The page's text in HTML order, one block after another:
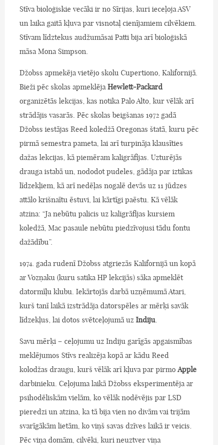
Stīva bioloģiskie vecāki ir no Sīrijas, kuri ieceļoja ASV
un laika gaitā kļuva par visnotaļ cienījamiem cilvēkiem.
Stīvam līdztekus audžumāsai Patti bija arī bioloģiskā
māsa Mona Simpson.
Džobss apmekēja vietējo skolu Cupertiono, Kalifornijā.
Bieži pēc skolas apmeklēja Hewlett-Packard
organizētās lekcijas, kas notika Palo Alto, kur vēlāk arī
strādājis vasarās. Pēc skolas beigšanas 1972 gadā
Džobss iestājas Reed koledžā Oregonas štatā, kuru pēc
pirmā semestra pameta, lai arī turpināja klausīties
dažas lekcijas, kā piemēram kaligrāfijas. Uzturējās
drauga istabā un, nododot pudeles, gādāja par iztikas
līdzekļiem, kā arī nedēļas nogalē devās uz 11 jūdzes
attālo krišnaītu ēstuvi, lai kārtīgi paēstu. Kā vēlāk
atzina: “Ja nebūtu palicis uz kaligrāfijas kursiem
koledžā, Mac pasaule nebūtu piedzīvojusi tādu fontu
dažādību”.
1974. gada rudenī Džobss atgriezās Kalifornijā un kopā
ar Vozņaku (kuru satika HP lekcijās) sāka apmeklēt
datormīļu klubu. Iekārtojās darbā uzņēmumā Atari,
kurš tanī laikā izstrādāja datorspēles ar mērķi savāk
līdzekļus, lai dotos svētceļojumā uz Indiju
Savu mērķi – ceļojumu uz Indiju garīgās apgaismības
meklējumos Stīvs realizēja kopā ar kādu Reed
kolodžas draugu, kurš vēlāk arī kļuva par pirmo Apple
darbinieku. Ceļojuma laikā Džobss eksperimentēja ar
psihodēliskām vielām, ko vēlāk nodēvējis par LSD
pieredzi un atzina, ka tā bija vien no divām vai trijām
svarīgākām lietām, ko viņš savas dzīves laikā ir veicis.
Pēc viņa domām, cilvēki, kuri neuztver viņa